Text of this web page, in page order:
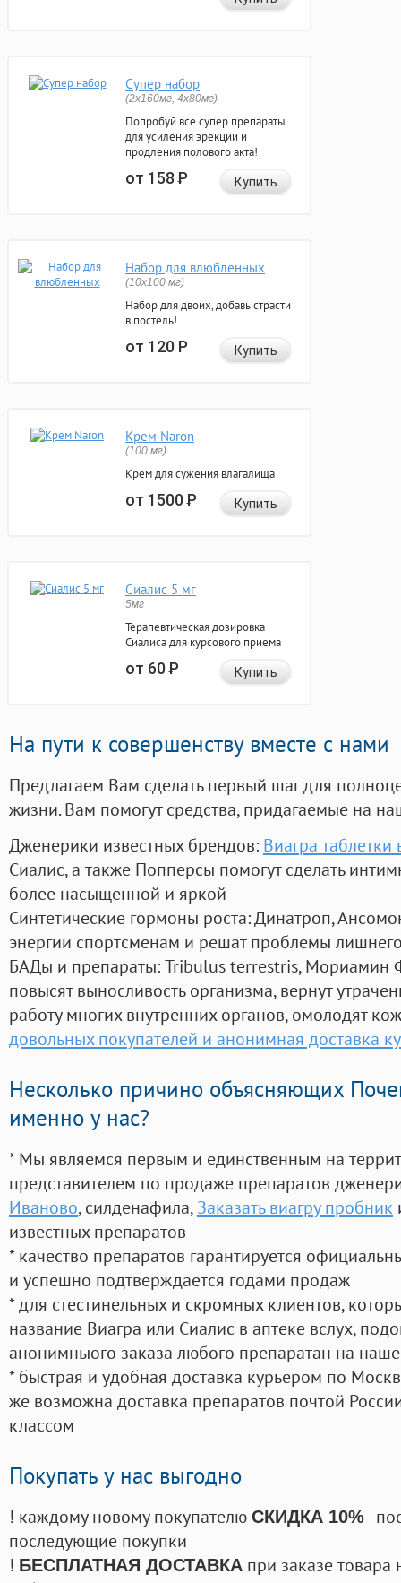
Супер набор
(2х160мг, 4х80мг)
Попробуй все супер препараты
для усиления эрекции и
продления полового акта!
от 158Р Купить
Набор для влюбленных
(10х100 мг)
Набор для двоих, добавь страсти
в постель!
от 120Р Купить
Крем Naron
(100 мг)
Крем для сужения влагалища
от 1500Р Купить
Сиалис 5 мг
5мг
Терапевтическая дозировка
Сиалиса для курсового приема
от 60Р Купить
На пути к совершенству вместе с нами
Предлагаем Вам сделать первый шаг для
жизни. Вам помогут средства, придагаемые на
Дженерики известных брендов: Виагра таблетки
Сиалис, а также Попперсы помогут сделать
более насыщенной и яркой
Синтетические гормоны роста: Динатроп,
энергии спортсменам и решат проблемы
БАДы и препараты:Tribulus terrestris, Мориамин
повысят выносливость организма, вернут
работу многих внутренних органов, омолодят
довольных покупателей и анонимная доставка
Несколько причино объясняющих
именно у нас?
* Мы являемся первым и единственным на
представителем по продаже препаратов
Иваново, силденафила, Заказать виагру пробник
известных препаратов
* качество препаратов гарантируется
и успешно подтверждается годами продаж
* для стестинельных и скромных клиентов,
название Виагра или Сиалис в аптеке вслух,
анонимныого заказа любого препаратан на
* быстрая и удобная доставка курьером по
же возможна доставка препаратов почтой
классом
Покупать у нас выгодно
! каждому новому покупателю СКИДКА 10%-
последующие покупки
! БЕСПЛАТНАЯ ДОСТАВКА при заказе